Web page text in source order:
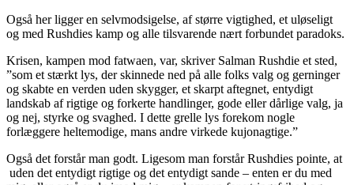
Også her ligger en selvmodsigelse, af større vigtighed, et uløseligt
og med Rushdies kamp og alle tilsvarende nært forbundet paradoks.
Krisen, kampen mod fatwaen, var, skriver Salman Rushdie et sted,
”som et stærkt lys, der skinnede ned på alle folks valg og gerninger
og skabte en verden uden skygger, et skarpt aftegnet, entydigt
landskab af rigtige og forkerte handlinger, gode eller dårlige valg, ja
og nej, styrke og svaghed. I dette grelle lys forekom nogle
forlæggere heltemodige, mans andre virkede kujonagtige.”
Også det forstår man godt. Ligesom man forstår Rushdies pointe, at
uden det entydigt rigtige og det entydigt sande – enten er du med